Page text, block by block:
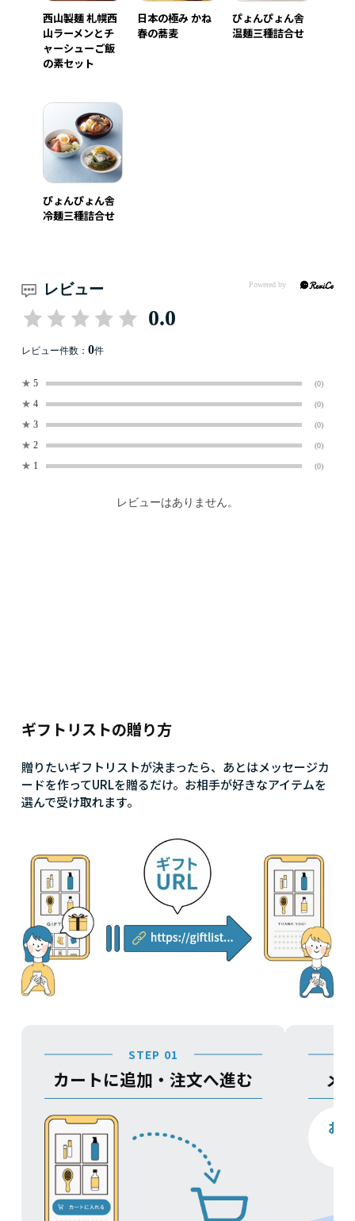
西山製麺 札幌西
山ラーメンとチ
ャーシューご飯
の素セット
日本の極み かね
春の蕎麦
ぴょんぴょん舎
温麺三種詰合せ
ぴょんぴょん舎
冷麺三種詰合せ
レビュー
0.0
レビュー件数： 0件
★ 5 (0)
★ 4 (0)
★ 3 (0)
★ 2 (0)
★ 1 (0)
レビューはありません。
ギフトリストの贈り方
贈りたいギフトリストが決まったら、あとはメッセージカ
ードを作ってURLを贈るだけ。お相手が好きなアイテムを
選んで受け取れます。
STEP 01
カートに追加・注文へ進む メ
お